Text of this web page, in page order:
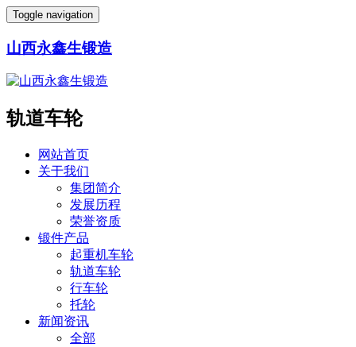
Toggle navigation
山西永鑫生锻造
轨道车轮
网站首页
关于我们
集团简介
发展历程
荣誉资质
锻件产品
起重机车轮
轨道车轮
行车轮
托轮
新闻资讯
全部